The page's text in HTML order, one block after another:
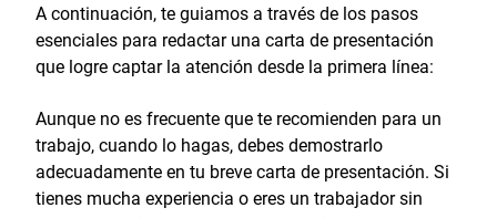
A continuación, te guiamos a través de los pasos
esenciales para redactar una carta de presentación
que logre captar la atención desde la primera línea:
Aunque no es frecuente que te recomienden para un
trabajo, cuando lo hagas, debes demostrarlo
adecuadamente en tu breve carta de presentación. Si
tienes mucha experiencia o eres un trabajador sin